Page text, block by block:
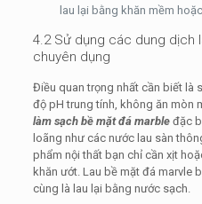
lau lại bằng khăn mềm
4.2 Sử dụng các dung dịch
chuyên dụng
Điều quan trọng nhất cần biết là
độ pH trung tính, không ăn mòn
làm sạch bề mặt đá marbleđặc
loãng như các nước lau sàn
phẩm nội thất bạn chỉ cần xịt
khăn ướt. Lau bề mặt đá marvle
cùng là lau lại bằng nước sạch.